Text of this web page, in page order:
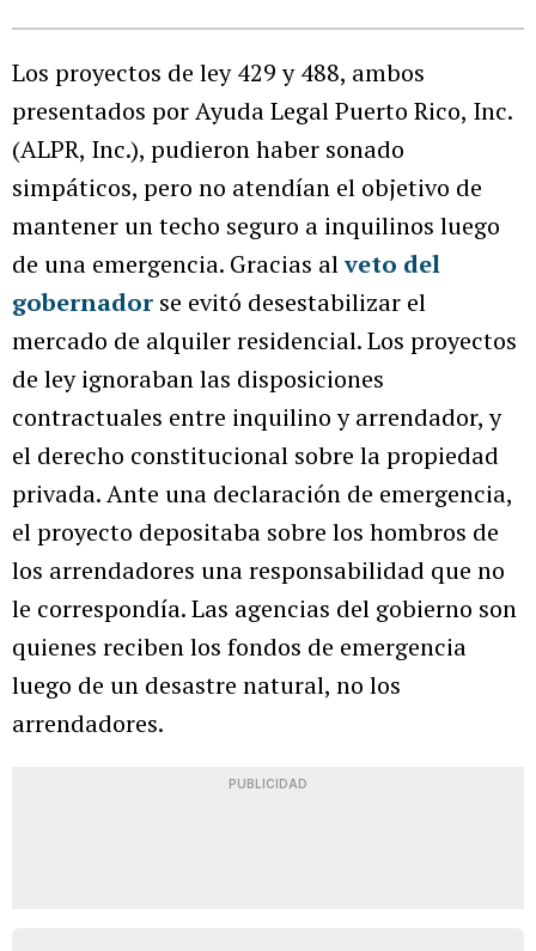
Los proyectos de ley 429 y 488, ambos
presentados por Ayuda Legal Puerto Rico, Inc.
(ALPR, Inc.), pudieron haber sonado
simpáticos, pero no atendían el objetivo de
mantener un techo seguro a inquilinos luego
de una emergencia. Gracias alveto del
gobernador se evitó desestabilizar el
mercado de alquiler residencial. Los proyectos
de ley ignoraban las disposiciones
contractuales entre inquilino y arrendador, y
el derecho constitucional sobre la propiedad
privada. Ante una declaración de emergencia,
el proyecto depositaba sobre los hombros de
los arrendadores una responsabilidad que no
le correspondía. Las agencias del gobierno son
quienes reciben los fondos de emergencia
luego de un desastre natural, no los
arrendadores.
PUBLICIDAD